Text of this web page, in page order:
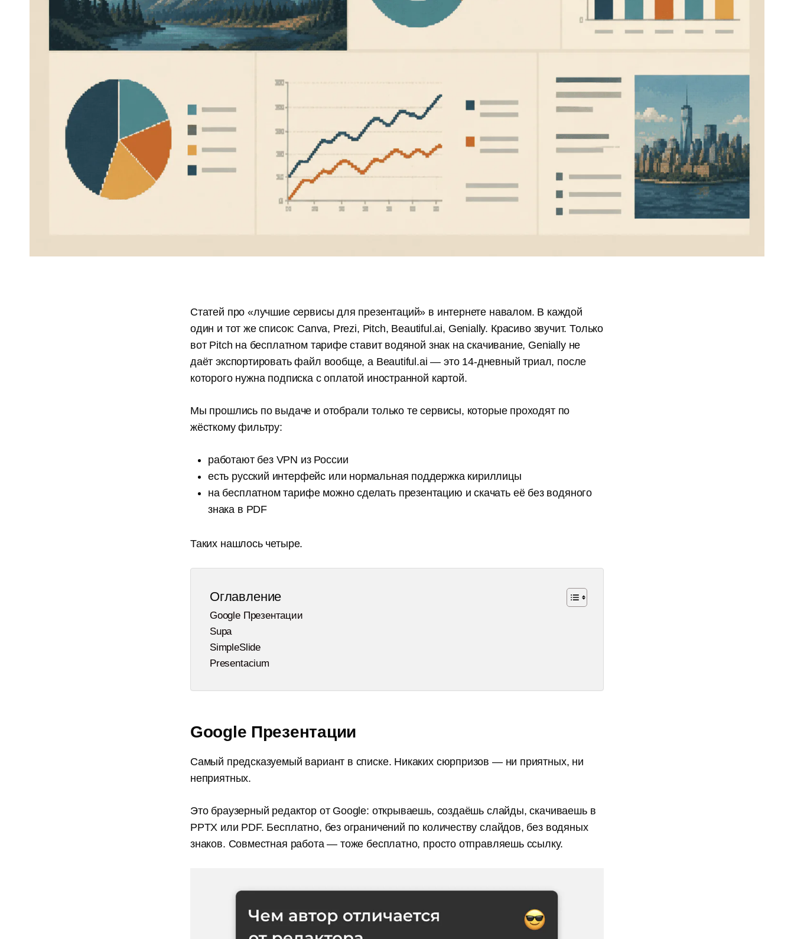
Статей про «лучшие сервисы для презентаций» в интернете навалом. В каждой
один и тот же список: Canva, Prezi, Pitch, Beautiful.ai, Genially. Красиво звучит. Только
вот Pitch на бесплатном тарифе ставит водяной знак на скачивание, Genially не
даёт экспортировать файл вообще, а Beautiful.ai — это 14-дневный триал, после
которого нужна подписка с оплатой иностранной картой.
Мы прошлись по выдаче и отобрали только те сервисы, которые проходят по
жёсткому фильтру:
работают без VPN из России
есть русский интерфейс или нормальная поддержка кириллицы
на бесплатном тарифе можно сделать презентацию и скачать её без водяного
знака в PDF
Таких нашлось четыре.
Оглавление
Google Презентации
Supa
SimpleSlide
Presentacium
Google Презентации
Самый предсказуемый вариант в списке. Никаких сюрпризов — ни приятных, ни
неприятных.
Это браузерный редактор от Google: открываешь, создаёшь слайды, скачиваешь в
PPTX или PDF. Бесплатно, без ограничений по количеству слайдов, без водяных
знаков. Совместная работа — тоже бесплатно, просто отправляешь ссылку.
Канал для копирайтеров
и редакторов
Истории из практики, советы и лайфхаки,
которые мы нажили за 8 лет работы
контент-агентства